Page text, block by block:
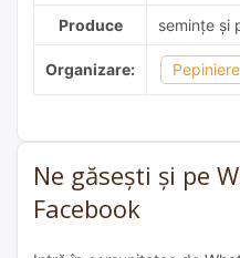
Produce semințe și
Organizare:
Ne găsești și pe
Facebook